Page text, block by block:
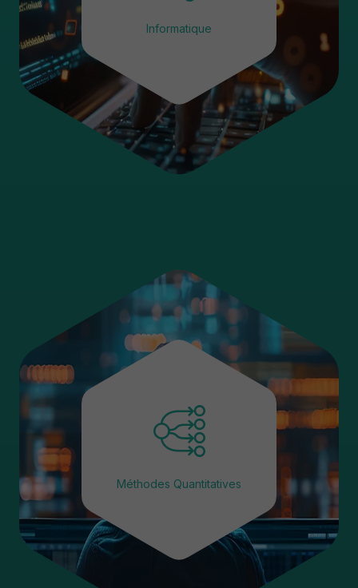
Informatique
Méthodes Quantitatives